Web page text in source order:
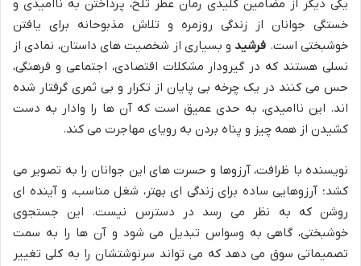
یکی دیگر از مضامین کلیدی رمان عطر تلخ، پرداختن به ناامیدی و
خستگی جوانان از زندگی روزمره و تلاش مذبوحانه برای یافتن
خوشبختی است. فرشیدو بسیاری از شخصیت های داستان، نمادی از
نسلی هستند که در گیرودار مشکلات اقتصادی، اجتماعی و فرهنگی،
حس می کنند در یک چرخه بی پایان از تکرار و بی ثمری گرفتار شده
اند. این ناامیدی، به حدی عمیق است که آن ها را وادار به دست
کشیدن از همه چیز و پناه بردن به رویای مهاجرت می کند.
نویسنده با ظرافت، آرزوها و حسرت های این جوانان را به تصویر می
کشد؛ آرزوهایی ساده برای زندگی ای بهتر، شغل مناسب، و آینده ای
روشن که به نظر می رسد در دسترس نیست. این جستجوی
خوشبختی، گاهی به وسواس تبدیل می شود و آن ها را به سمت
تصمیماتی سوق می دهد که می تواند سرنوشتشان را به کلی تغییر